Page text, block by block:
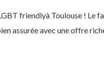
friendlyà Toulouse ! Le
assurée avec une offre